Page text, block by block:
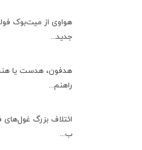
جدید...
هدفون، هدست یا
راهنم...
ائتلاف بزرگ غول‌های
ب...